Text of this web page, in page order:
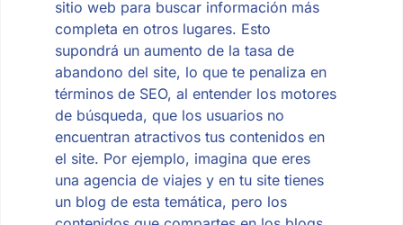
sitio web para buscar información más
completa en otros lugares. Esto
supondrá un aumento de la tasa de
abandono del site, lo que te penaliza en
términos de SEO, al entender los motores
de búsqueda, que los usuarios no
encuentran atractivos tus contenidos en
el site. Por ejemplo, imagina que eres
una agencia de viajes y en tu site tienes
un blog de esta temática, pero los